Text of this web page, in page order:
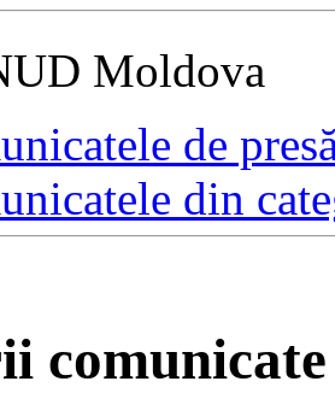
Moldova
de
din
comunicate